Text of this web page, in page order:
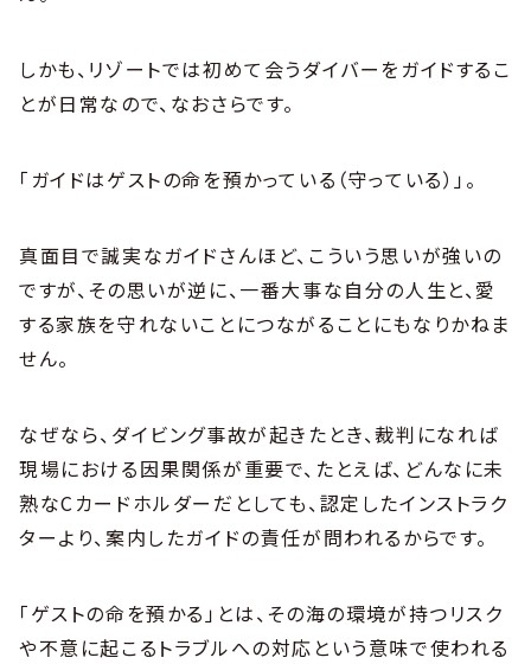
しかも、リゾートでは初めて会うダイバーをガイドするこ
とが日常なので、なおさらです。
「ガイドはゲストの命を預かっている（守っている）」。
真面目で誠実なガイドさんほど、こういう思いが強いの
ですが、その思いが逆に、一番大事な自分の人生と、愛
する家族を守れないことにつながることにもなりかねま
せん。
なぜなら、ダイビング事故が起きたとき、裁判になれば
現場における因果関係が重要で、たとえば、どんなに未
熟なCカードホルダーだとしても、認定したインストラク
ターより、案内したガイドの責任が問われるからです。
「ゲストの命を預かる」とは、その海の環境が持つリスク
や不意に起こるトラブルへの対応という意味で使われる